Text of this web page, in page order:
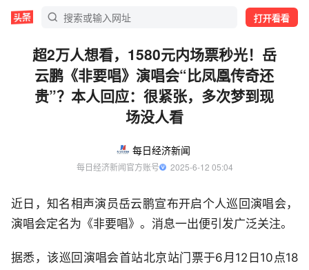
打开看看
超2万人想看，1580元内场票秒光！岳
云鹏《非要唱》演唱会“比凤凰传奇还
贵”？本人回应：很紧张，多次梦到现
场没人看
每日经济新闻
每日经济新闻官方账号
  2025-6-12 05:04
近日，知名相声演员岳云鹏宣布开启个人巡回演唱会，
演唱会定名为《非要唱》。消息一出便引发广泛关注。
据悉，该巡回演唱会首站北京站门票于6月12日10点18